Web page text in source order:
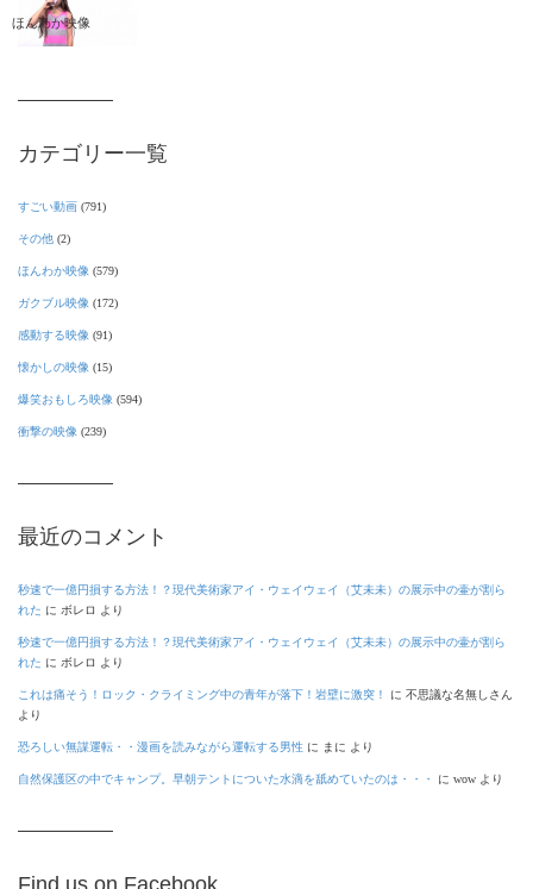
ほんわか映像
カテゴリー一覧
すごい動画 (791)
その他 (2)
ほんわか映像 (579)
ガクブル映像 (172)
感動する映像 (91)
懐かしの映像 (15)
爆笑おもしろ映像 (594)
衝撃の映像 (239)
最近のコメント
秒速で一億円損する方法！？現代美術家アイ・ウェイウェイ（艾未未）の展示中の壷が割ら
れた に ボレロ より
秒速で一億円損する方法！？現代美術家アイ・ウェイウェイ（艾未未）の展示中の壷が割ら
れた に ボレロ より
これは痛そう！ロック・クライミング中の青年が落下！岩壁に激突！ に 不思議な名無しさん
より
恐ろしい無謀運転・・漫画を読みながら運転する男性 に まに より
自然保護区の中でキャンプ。早朝テントについた水滴を舐めていたのは・・・ に wow より
Find us on Facebook